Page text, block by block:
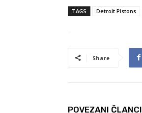
TAGS Detroit Pistons
Share
POVEZANI ČLANCI